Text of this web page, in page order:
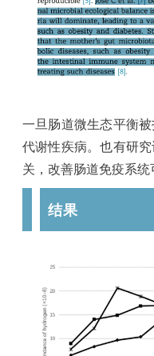
一旦肠道微生态平衡
代谢性疾病。也有研
关，改善肠道免疫系统
结果